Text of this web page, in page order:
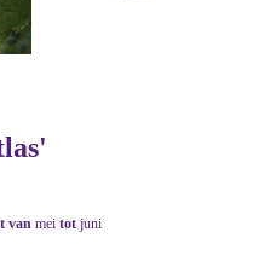
van mei tot juni